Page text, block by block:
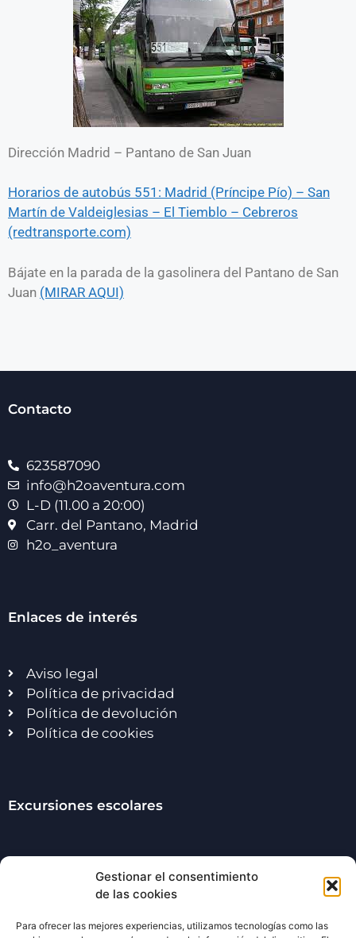
Gestionar el consentimiento
de las cookies
Para ofrecer las mejores experiencias, utilizamos tecnologías como las
Dirección Madrid – Pantano de San Juan
Horarios de autobús 551: Madrid (Príncipe Pío) – San
Martín de Valdeiglesias – El Tiemblo – Cebreros
(redtransporte.com)
Bájate en la parada de la gasolinera del Pantano de San
Juan (MIRAR AQUI)
Contacto
623587090
info@h2oaventura.com
L-D (11.00 a 20:00)
Carr. del Pantano, Madrid
h2o_aventura
Enlaces de interés
Aviso legal
Política de privacidad
Política de devolución
Política de cookies
Excursiones escolares
Viaje de fin de curso
Viaje de fin de curso Madrid
Exc. escolares en Madrid
Excursiones multiaventura